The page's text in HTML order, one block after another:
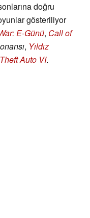
doğru
gösteriliyor
E-Günü, Call of
, Yıldız
Auto VI.